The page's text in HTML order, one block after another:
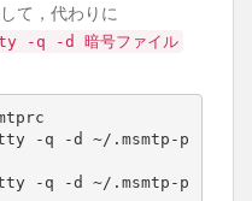
て，代わりに
-q -d 暗号ファイル
-q -d ~/.msmtp-p
-q -d ~/.msmtp-p